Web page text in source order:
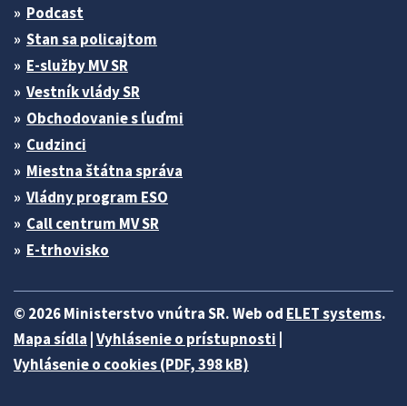
Podcast
Stan sa policajtom
E-služby MV SR
Vestník vlády SR
Obchodovanie s ľuďmi
Cudzinci
Miestna štátna správa
Vládny program ESO
Call centrum MV SR
E-trhovisko
© 2026 Ministerstvo vnútra SR. Web od ELET systems.
Mapa sídla Vyhlásenie o prístupnosti
Vyhlásenie o cookies (PDF, 398 kB)